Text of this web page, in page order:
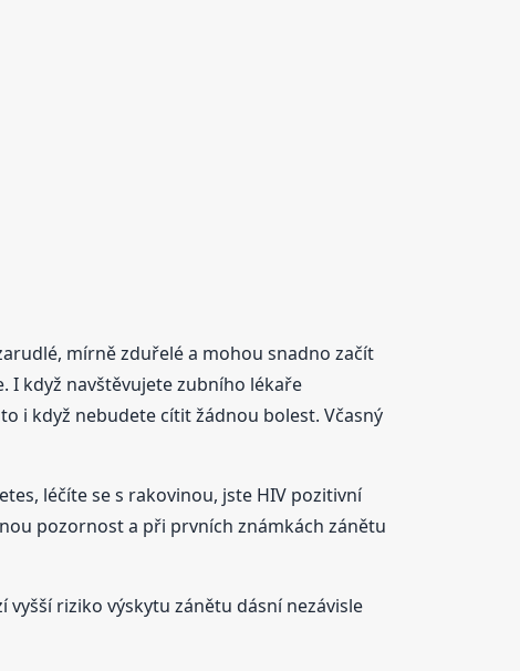
mírně zduřelé a mohou snadno začít
I když navštěvujete zubního lékaře
i když nebudete cítit žádnou bolest. Včasný
léčíte se s rakovinou, jste HIV pozitivní
pozornost a při prvních známkách zánětu
riziko výskytu zánětu dásní nezávisle